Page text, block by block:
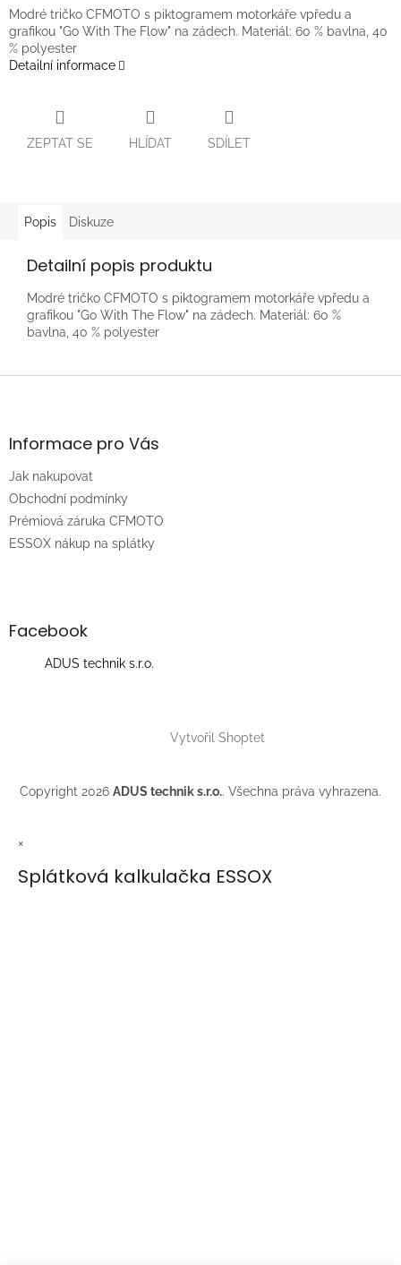
Modré tričko CFMOTO s piktogramem motorkáře vpředu a
grafikou "Go With The Flow" na zádech. Materiál: 60 % bavlna, 40
% polyester
Detailní informace
ZEPTAT SE HLÍDAT SDÍLET
Popis Diskuze
Detailní popis produktu
Modré tričko CFMOTO s piktogramem motorkáře vpředu a
grafikou "Go With The Flow" na zádech. Materiál: 60 %
bavlna, 40 % polyester
Z
aInformace pro Vás
Jak nakupovat
Obchodní podmínky
Prémiová záruka CFMOTO
ESSOX nákup na splátky
Facebook
ADUS technik s.r.o.
Vytvořil Shoptet
Copyright 2026 ADUS technik s.r.o.. Všechna práva vyhrazena.
×
Splátková kalkulačka ESSOX